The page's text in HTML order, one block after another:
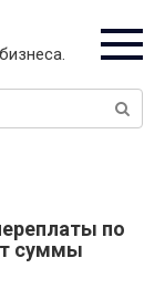
по
суммы